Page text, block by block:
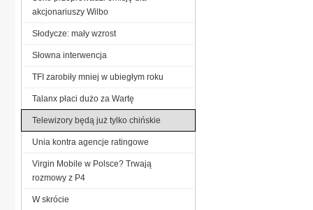
akcjonariuszy Wilbo
Słodycze: mały wzrost
Słowna interwencja
TFI zarobiły mniej w ubiegłym roku
Talanx płaci dużo za Wartę
Telewizory będą już tylko chińskie
Unia kontra agencje ratingowe
Virgin Mobile w Polsce? Trwają
rozmowy z P4
W skrócie